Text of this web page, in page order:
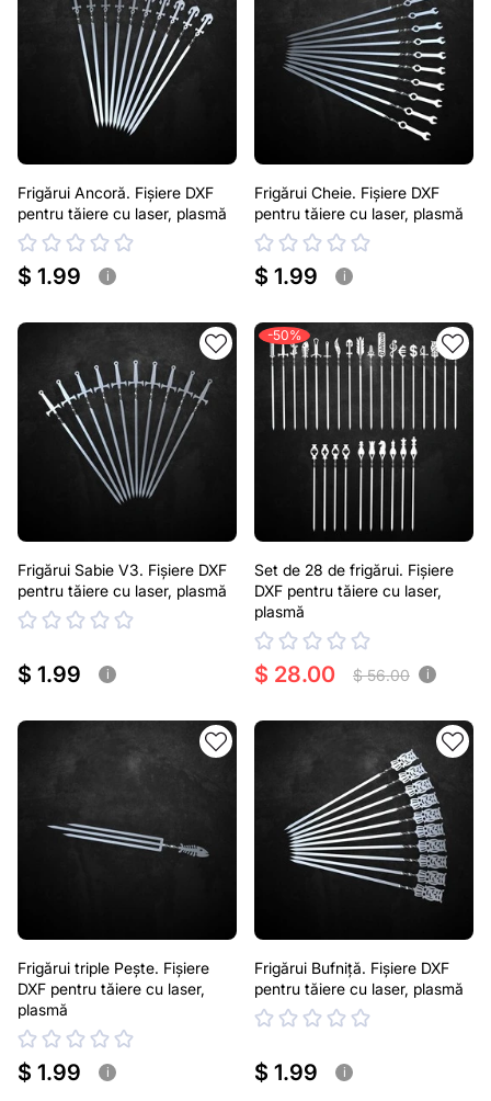
Frigărui Ancoră. Fișiere DXF
pentru tăiere cu laser, plasmă
$ 1.99 i
Frigărui Cheie. Fișiere DXF
pentru tăiere cu laser, plasmă
$ 1.99 i
Frigărui Sabie V3. Fișiere DXF
pentru tăiere cu laser, plasmă
$ 1.99 i
-50%
Set de 28 de frigărui. Fișiere
DXF pentru tăiere cu laser,
plasmă
$ 28.00 $ 56.00 i
Frigărui triple Pește. Fișiere
DXF pentru tăiere cu laser,
plasmă
$ 1.99 i
Frigărui Bufniță. Fișiere DXF
pentru tăiere cu laser, plasmă
$ 1.99 i